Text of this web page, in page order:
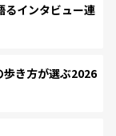
るインタビュー連
き方が選ぶ2026